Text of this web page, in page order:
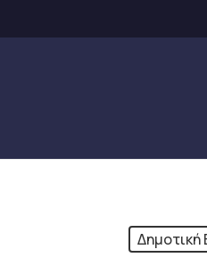
Δημοτική